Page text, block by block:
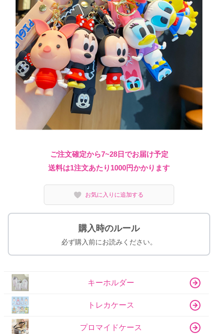
ご注文確定から7~28日でお届け予定
送料は1注文あたり 1000円かかります
お気に入りに追加する
購入時のルール
必ず購入前にお読みください。
キーホルダー
トレカケース
プロマイドケース